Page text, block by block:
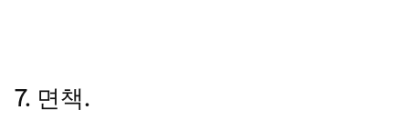
7. 면책.